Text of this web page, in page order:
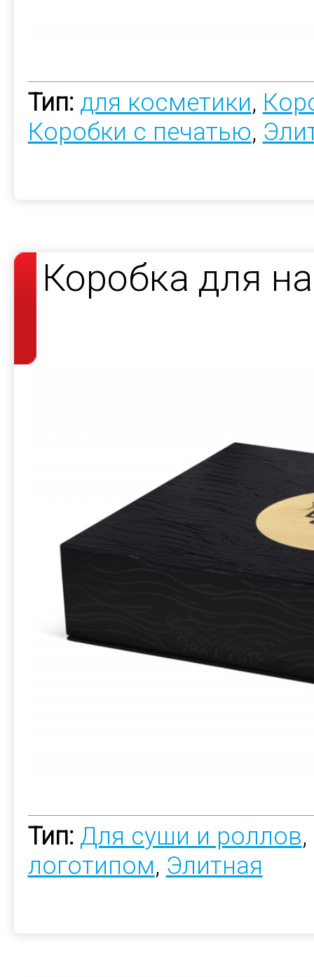
Тип: для косметики,
Коробки с печатью,
Коробка для
Тип: Для суши и роллов,
логотипом, Элитная